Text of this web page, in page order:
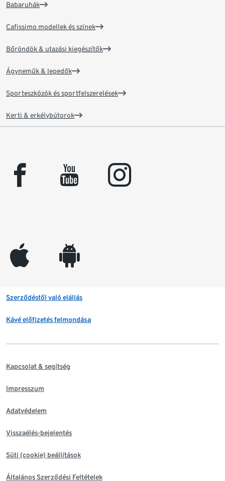
Babaruhák
Cafissimo modellek és színek
Bőröndök & utazási kiegészítők
Ágyneműk & lepedők
Sporteszközök és sportfelszerelések
Kerti & erkélybútorok
facebook youtube instagram
appleinc android
Szerződéstől való elállás
Kávé előfizetés felmondása
Kapcsolat & segítség
Impresszum
Adatvédelem
Visszaélés-bejelentés
Süti (cookie) beállítások
Általános Szerződési Feltételek